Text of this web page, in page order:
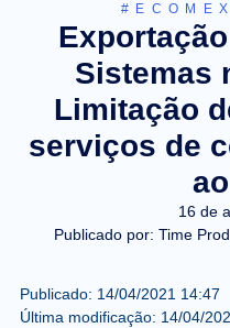
Sistemas
Limitação
serviços de
16 de
Publicado por: Time
Publicado: 14/04/2021 14:47
Última modificação: 14/04/